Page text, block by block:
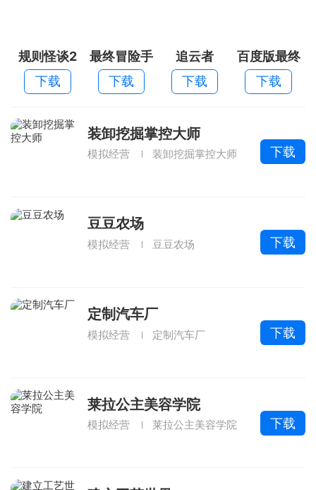
规则怪谈2
下载
最终冒险手
游果盘版
下载
追云者
下载
百度版最终
冒险
下载
装卸挖掘掌控大师
模拟经营 装卸挖掘掌控大师 下载
豆豆农场
模拟经营 豆豆农场 下载
定制汽车厂
模拟经营 定制汽车厂 下载
莱拉公主美容学院
模拟经营 莱拉公主美容学院 下载